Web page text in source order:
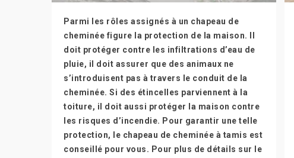
Parmi les rôles assignés à un chapeau de
cheminée figure la protection de la maison. Il
doit protéger contre les infiltrations d’eau de
pluie, il doit assurer que des animaux ne
s’introduisent pas à travers le conduit de la
cheminée. Si des étincelles parviennent à la
toiture, il doit aussi protéger la maison contre
les risques d’incendie. Pour garantir une telle
protection, le chapeau de cheminée à tamis est
conseillé pour vous. Pour plus de détails sur le